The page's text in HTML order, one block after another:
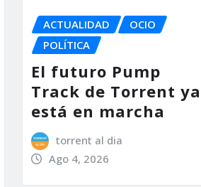
ACTUALIDAD
OCIO
POLÍTICA
El futuro Pump
Track de Torrent ya
está en marcha
torrent al dia
Ago 4, 2026